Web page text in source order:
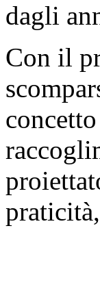
dagli
Con il